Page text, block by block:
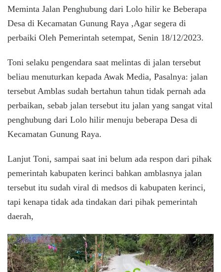
Agar
Meminta Jalan Penghubung dari Lolo hilir ke Beberapa
Desa di Kecamatan Gunung Raya ,Agar segera di
perbaiki Oleh Pemerintah setempat, Senin 18/12/2023.
Toni selaku pengendara saat melintas di jalan tersebut
beliau menuturkan kepada Awak Media, Pasalnya: jalan
tersebut Amblas sudah bertahun tahun tidak pernah ada
perbaikan, sebab jalan tersebut itu jalan yang sangat vital
penghubung dari Lolo hilir menuju beberapa Desa di
Kecamatan Gunung Raya.
Lanjut Toni, sampai saat ini belum ada respon dari pihak
pemerintah kabupaten kerinci bahkan amblasnya jalan
tersebut itu sudah viral di medsos di kabupaten kerinci,
tapi kenapa tidak ada tindakan dari pihak pemerintah
daerah,